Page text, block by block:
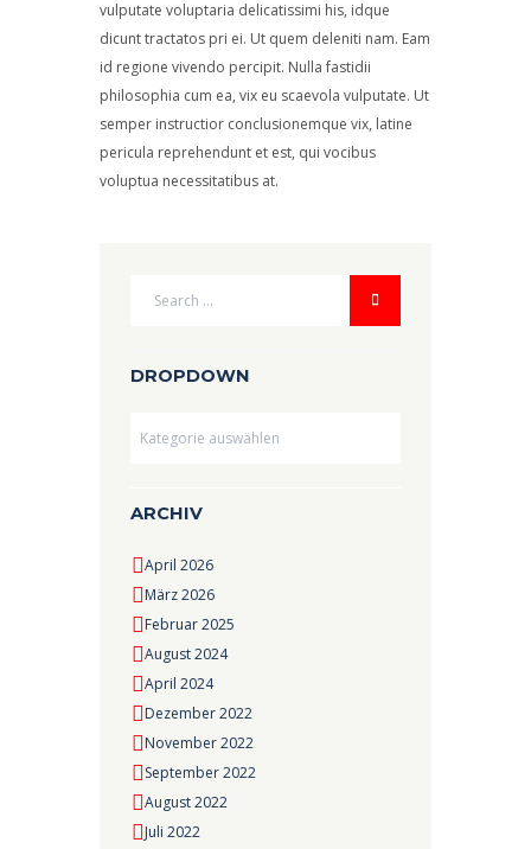
vulputate voluptaria delicatissimi his, idque
dicunt tractatos pri ei. Ut quem deleniti nam. Eam
id regione vivendo percipit. Nulla fastidii
philosophia cum ea, vix eu scaevola vulputate. Ut
semper instructior conclusionemque vix, latine
pericula reprehendunt et est, qui vocibus
voluptua necessitatibus at.
DROPDOWN
ARCHIV
April 2026
März 2026
Februar 2025
August 2024
April 2024
Dezember 2022
November 2022
September 2022
August 2022
Juli 2022